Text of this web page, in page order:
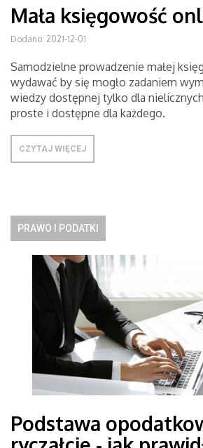
Mała księgowość
Dodano: 2021-12-01
Samodzielne prowadzenie małej
wydawać by się mogło zadaniem
wiedzy dostępnej tylko dla
proste i dostępne dla każdego.
CZYTAJ WIĘCEJ
PRAWO I PODATKI
Podstawa